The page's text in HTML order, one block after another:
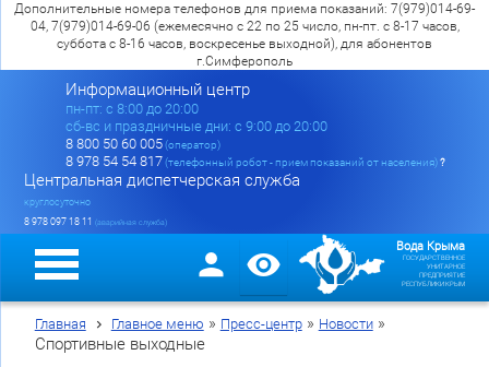
Дополнительные номера телефонов для приема показаний: 7(979)014-69-
04, 7(979)014-69-06 (ежемесячно с 22 по 25 число, пн-пт. с 8-17 часов,
суббота с 8-16 часов, воскресенье выходной), для абонентов
г.Симферополь
Информационный центр
пн-пт: c 8:00 до 20:00
сб-вс и праздничные дни: с 9:00 до 20:00
8 800 50 60 005(оператор)
8 978 54 54 817(телефонный робот - прием показаний от населения)?
Центральная диспетчерская служба
круглосуточно
8 978 097 18 11 (аварийная служба)
Вода Крыма
ГОСУДАРСТВЕННОЕ
УНИТАРНОЕ
ПРЕДПРИЯТИЕ
РЕСПУБЛИКИ КРЫМ
Главная Главное меню » Пресс-центр» Новости»
Спортивные выходные